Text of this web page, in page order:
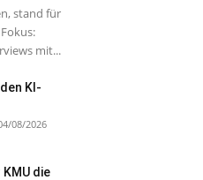
stand für
mit...
KI-
08/2026
die